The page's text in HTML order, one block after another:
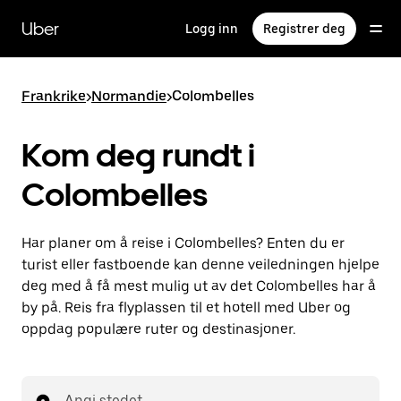
hovedinnholdet
Uber Logg inn Registrer deg
Frankrike>Normandie>Colombelles
Kom deg rundt i
Colombelles
Har planer om å reise i Colombelles? Enten du er
turist eller fastboende kan denne veiledningen hjelpe
deg med å få mest mulig ut av det Colombelles har å
by på. Reis fra flyplassen til et hotell med Uber og
oppdag populære ruter og destinasjoner.